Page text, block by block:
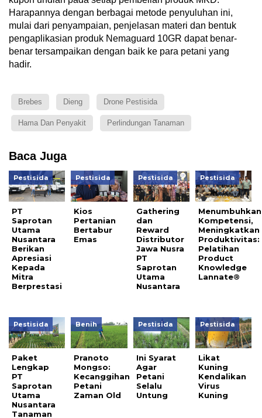
Harapannya dengan berbagai metode penyuluhan ini,
mulai dari penyampaian, penjelasan materi dan bentuk
pengaplikasian produk Nemaguard 10GR dapat benar-
benar tersampaikan dengan baik ke para petani yang
hadir.
Brebes Dieng Drone Pestisida
Hama Dan Penyakit Perlindungan Tanaman
Baca Juga
Pestisida
PT
Saprotan
Utama
Nusantara
Berikan
Apresiasi
Kepada
Mitra
Berprestasi
Pestisida
Kios
Pertanian
Bertabur
Emas
Pestisida
Gathering
dan
Reward
Distributor
Jawa Nusra
PT
Saprotan
Utama
Nusantara
Pestisida
Menumbuhkan
Kompetensi,
Meningkatkan
Produktivitas:
Pelatihan
Product
Knowledge
Lannate®
Pestisida
Paket
Lengkap
PT
Saprotan
Utama
Nusantara
Tanaman
Benih
Pranoto
Mongso:
Kecanggihan
Petani
Zaman Old
Pestisida
Ini Syarat
Agar
Petani
Selalu
Untung
Pestisida
Likat
Kuning
Kendalikan
Virus
Kuning